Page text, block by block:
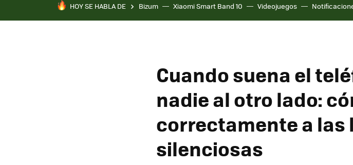
HOY SE HABLA DE Bizum Xiaomi Smart Band 10 Videojuegos
Cuando suena el
nadie al otro lado:
correctamente a las
silenciosas